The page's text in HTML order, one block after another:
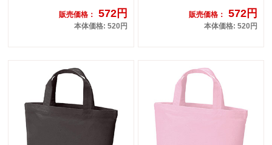
販売価格： 572円
本体価格: 520円
販売価格： 572円
本体価格: 520円